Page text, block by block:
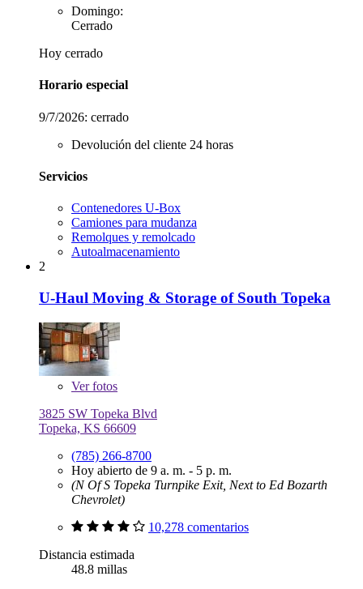
Domingo:
Cerrado
Hoy cerrado
Horario especial
9/7/2026: cerrado
Devolución del cliente 24 horas
Servicios
Contenedores U-Box
Camiones para mudanza
Remolques y remolcado
Autoalmacenamiento
2
U-Haul Moving & Storage of South Topeka
Verfotos
3825 SW Topeka Blvd
Topeka, KS 66609
(785) 266-8700
Hoy abierto de 9 a. m. - 5 p. m.
(N Of S Topeka Turnpike Exit, Next to Ed Bozarth
Chevrolet)
10,278 comentarios
Distancia estimada
48.8 millas